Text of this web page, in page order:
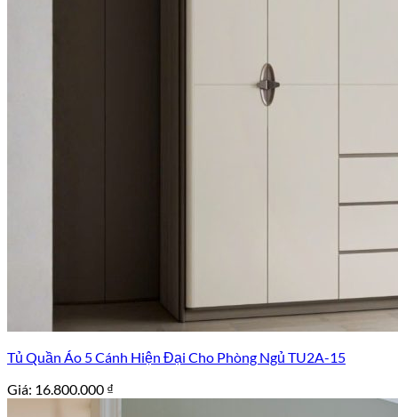
Tủ Quần Áo 5 Cánh Hiện Đại Cho Phòng Ngủ TU2A-15
Giá: 16.800.000 ₫